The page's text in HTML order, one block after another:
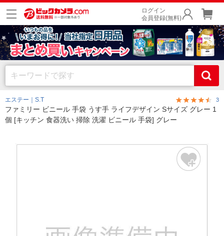
ログイン
会員登録(無料)
エステー｜S.T 3
ファミリー ビニール 手袋 うす手 ライフデザイン Sサイズ グレー 1
個 [キッチン 食器洗い 掃除 洗濯 ビニール 手袋] グレー